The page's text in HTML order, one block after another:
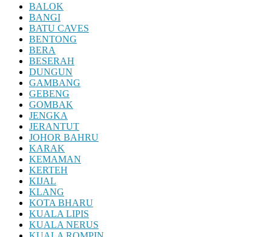
BALOK
BANGI
BATU CAVES
BENTONG
BERA
BESERAH
DUNGUN
GAMBANG
GEBENG
GOMBAK
JENGKA
JERANTUT
JOHOR BAHRU
KARAK
KEMAMAN
KERTEH
KIJAL
KLANG
KOTA BHARU
KUALA LIPIS
KUALA NERUS